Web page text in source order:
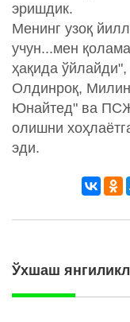
эришдик.
Менинг узоқ
учун...мен
ҳақида ўйлайди",
Олдинроқ,
Юнайтед" ва
олишни
эди.
Ўхшаш